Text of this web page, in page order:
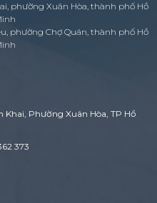
phường Xuân Hòa, thành phố Hồ
phường Chợ Quán, thành phố Hồ
Khai, Phường Xuân Hòa, TP Hồ
373